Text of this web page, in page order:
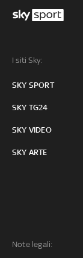
I siti Sky:
SKY SPORT
SKY TG24
SKY VIDEO
SKY ARTE
Note legali: